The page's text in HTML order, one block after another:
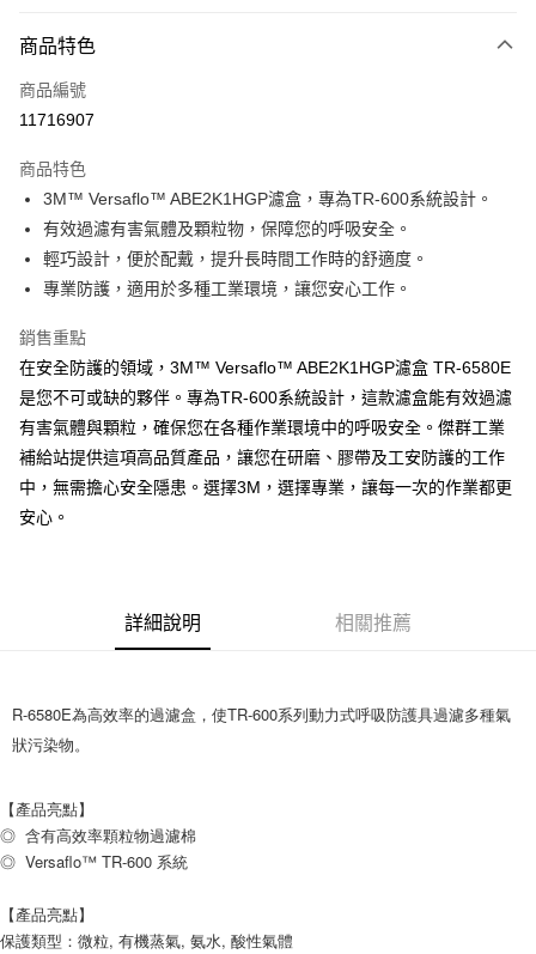
LINE Pay
Apple Pay
悠遊付
全盈+PAY
運送方式
付款後全家取貨
每筆NT$60
7-11取貨付款
每筆NT$60
新竹物流(大件商品、貨量較大)
商品特色
商品編號
11716907
商品特色
3M™ Versaflo™ ABE2K1HGP濾盒，專為TR-600系統設計。
有效過濾有害氣體及顆粒物，保障您的呼吸安全。
輕巧設計，便於配戴，提升長時間工作時的舒適度。
專業防護，適用於多種工業環境，讓您安心工作。
銷售重點
在安全防護的領域，3M™ Versaflo™ ABE2K1HGP濾盒 TR-6580E
是您不可或缺的夥伴。專為TR-600系統設計，這款濾盒能有效過濾
有害氣體與顆粒，確保您在各種作業環境中的呼吸安全。傑群工業
補給站提供這項高品質產品，讓您在研磨、膠帶及工安防護的工作
中，無需擔心安全隱患。選擇3M，選擇專業，讓每一次的作業都更
安心。
詳細說明 相關推薦
R-6580E為高效率的過濾盒，使TR-600系列動力式呼吸防護具過濾多種氣
狀污染物。
【產品亮點】
◎  含有高效率顆粒物過濾棉
◎  Versaflo™ TR-600 系統
【產品亮點】
保護類型：微粒, 有機蒸氣, 氨水, 酸性氣體